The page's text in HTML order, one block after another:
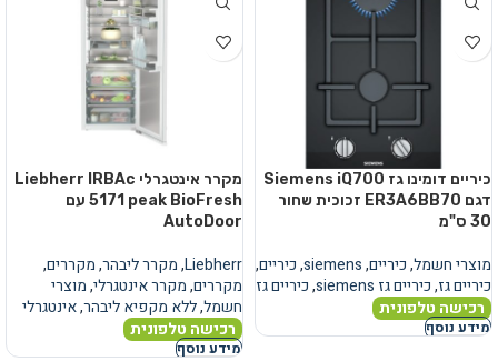
כיריים דומינו גז Siemens iQ700
דגם ER3A6BB70 זכוכית שחור
30 ס"מ
מוצרי חשמל,כיריים,
siemens
,כיריים,
כיריים גז,כיריים גז siemens ,כיריים גז
רכישה טלפונית
מידע נוסף
מקרר אינטגרלי Liebherr IRBAc
5171 peak BioFresh עם
AutoDoor
Liebherr
,מקרר ליבהר,מקררים,
מקררים,מקרר אינטגרלי,מוצרי
חשמל,ללא מקפיא ליבהר,אינטגרלי
רכישה טלפונית
מידע נוסף